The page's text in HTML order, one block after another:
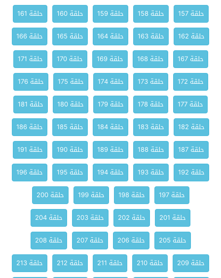
حلقة 157 حلقة 158 حلقة 159 حلقة 160
حلقة 161
حلقة 162
حلقة 163 حلقة 164 حلقة 165
حلقة 166
حلقة 167
حلقة 168 حلقة 169 حلقة 170
حلقة 171
حلقة 172
حلقة 173 حلقة 174 حلقة 175
حلقة 176
حلقة 177
حلقة 178 حلقة 179 حلقة 180
حلقة 181
حلقة 182
حلقة 183 حلقة 184 حلقة 185
حلقة 186
حلقة 187
حلقة 188 حلقة 189 حلقة 190
حلقة 191
حلقة 192
حلقة 193 حلقة 194 حلقة 195
حلقة 196
حلقة 197
حلقة 198 حلقة 199
حلقة 200
حلقة 201
حلقة 202 حلقة 203
حلقة 204
حلقة 205
حلقة 206 حلقة 207
حلقة 208
حلقة 209
حلقة 210 حلقة 211 حلقة 212
حلقة 213